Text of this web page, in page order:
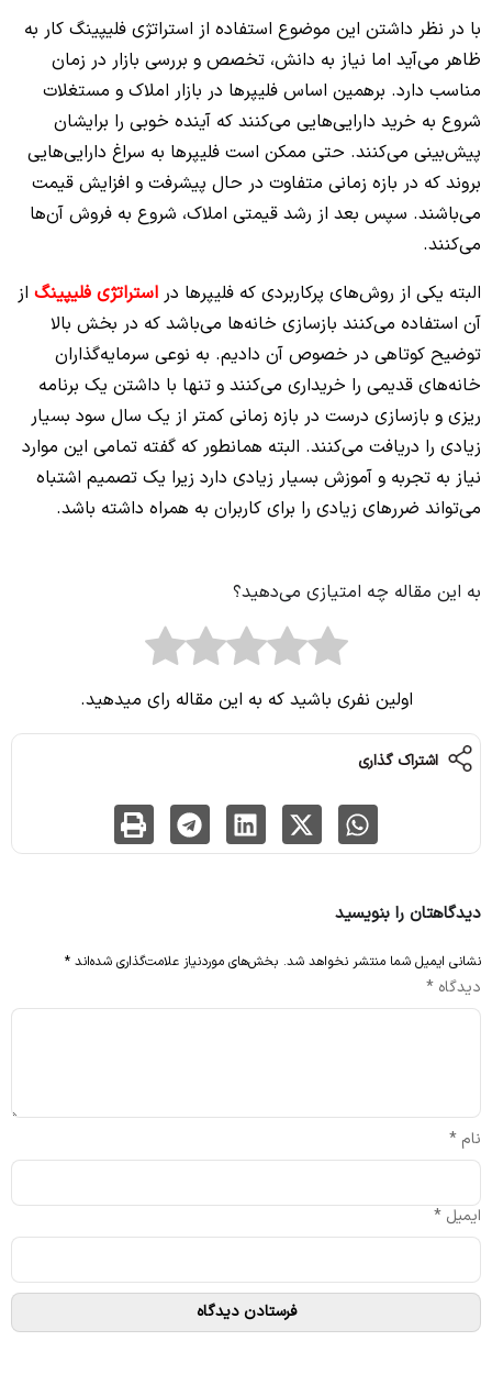
با در نظر داشتن این موضوع استفاده از استراتژی فلیپینگ کار به
ظاهر می‌آید اما نیاز به دانش، تخصص و بررسی بازار در زمان
مناسب دارد. برهمین اساس فلیپرها در بازار املاک و مستغلات
شروع به خرید دارایی‌هایی می‌کنند که آینده خوبی را برایشان
پیش‌بینی می‌کنند. حتی ممکن است فلیپرها به سراغ دارایی‌هایی
بروند که در بازه زمانی متفاوت در حال پیشرفت و افزایش قیمت
می‌باشند. سپس بعد از رشد قیمتی املاک، شروع به فروش آن‌ها
می‌کنند.
البته یکی از روش‌های پرکاربردی که فلیپرها در استراتژی فلیپینگ از
آن استفاده می‌کنند بازسازی خانه‌ها می‌باشد که در بخش بالا
توضیح کوتاهی در خصوص آن دادیم. به نوعی سرمایه‌گذاران
خانه‌های قدیمی را خریداری می‌کنند و تنها با داشتن یک برنامه
ریزی و بازسازی درست در بازه زمانی کمتر از یک سال سود بسیار
زیادی را دریافت می‌کنند. البته همانطور که گفته تمامی این موارد
نیاز به تجربه و آموزش بسیار زیادی دارد زیرا یک تصمیم اشتباه
می‌تواند ضررهای زیادی را برای کاربران به همراه داشته باشد.
به این مقاله چه امتیازی می‌دهید؟
اولین نفری باشید که به این مقاله رای میدهید.
اشتراک گذاری
دیدگاهتان را بنویسید
نشانی ایمیل شما منتشر نخواهد شد. بخش‌های موردنیاز علامت‌گذاری شده‌اند *
دیدگاه *
نام *
ایمیل *